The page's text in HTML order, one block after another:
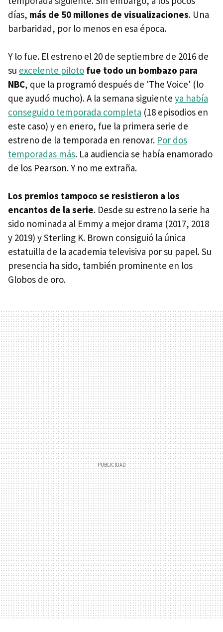
días, más de 50 millones de visualizaciones. Una
barbaridad, por lo menos en esa época.
Y lo fue. El estreno el 20 de septiembre de 2016 de
su excelente piloto fue todo un bombazo para
NBC, que la programó después de 'The Voice' (lo
que ayudó mucho). A la semana siguiente ya había
conseguido temporada completa (18 episodios en
este caso) y en enero, fue la primera serie de
estreno de la temporada en renovar. Por dos
temporadas más. La audiencia se había enamorado
de los Pearson. Y no me extraña.
Los premios tampoco se resistieron a los
encantos de la serie. Desde su estreno la serie ha
sido nominada al Emmy a mejor drama (2017, 2018
y 2019) y Sterling K. Brown consiguió la única
estatuilla de la academia televisiva por su papel. Su
presencia ha sido, también prominente en los
Globos de oro.